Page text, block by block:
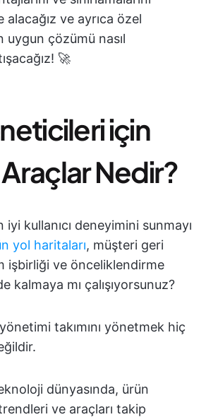
alacağız ve ayrıca özel
uygun çözümü nasıl
🚀
için
Nedir?
kullanıcı deneyimini sunmayı
yol haritaları, müşteri geri
işbirliği ve önceliklendirme
kalmaya mı çalışıyorsunuz?
takımını yönetmek hiç
dünyasında, ürün
ve araçları takip